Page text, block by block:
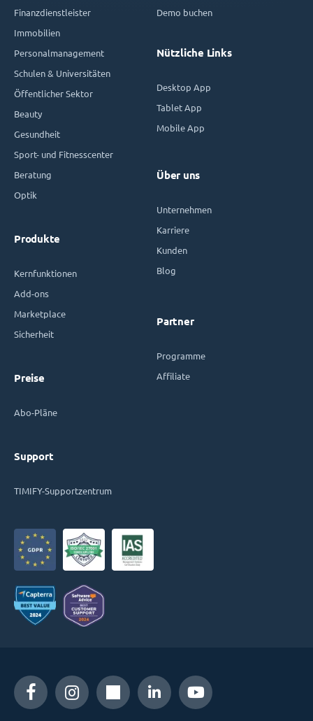
Finanzdienstleister
Immobilien
Personalmanagement
Schulen & Universitäten
Öffentlicher Sektor
Beauty
Gesundheit
Sport- und Fitnesscenter
Beratung
Optik
Produkte
Kernfunktionen
Add-ons
Marketplace
Sicherheit
Preise
Abo-Pläne
Support
TIMIFY-Supportzentrum
Demo buchen
Nützliche Links
Desktop App
Tablet App
Mobile App
Über uns
Unternehmen
Karriere
Kunden
Blog
Partner
Programme
Affiliate